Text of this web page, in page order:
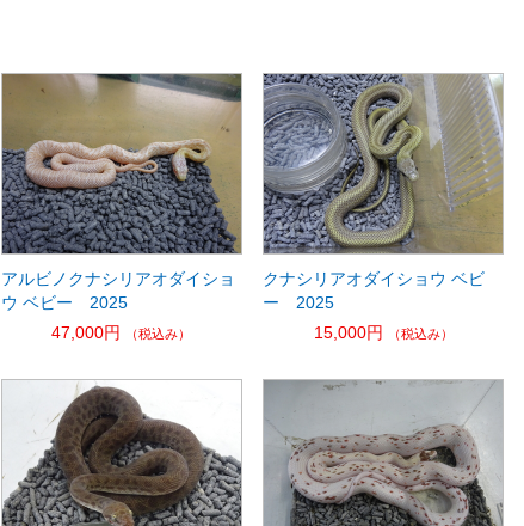
アルビノクナシリアオダイショ
ウ ベビー 2025
47,000円
（税込み）
クナシリアオダイショウ ベビ
ー 2025
15,000円
（税込み）